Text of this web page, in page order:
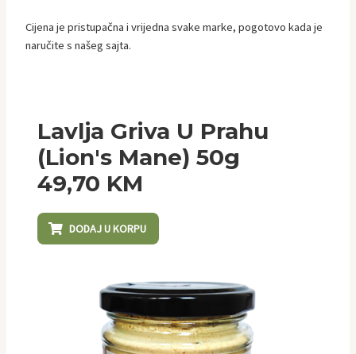
Cijena je pristupačna i vrijedna svake marke, pogotovo kada je
naručite s našeg sajta.
Lavlja Griva U Prahu
(Lion's Mane) 50g
49,70 KM
DODAJ U KORPU